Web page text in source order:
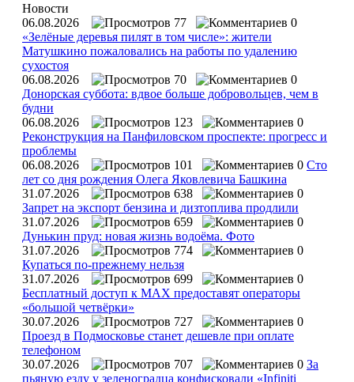
Новости
06.08.2026
77
0
«Зелёные деревья пилят в том числе»: жители
Матушкино пожаловались на работы по удалению
сухостоя
06.08.2026
70
0
Донорская суббота: вдвое больше добровольцев, чем в
будни
06.08.2026
123
0
Реконструкция на Панфиловском проспекте: прогресс и
проблемы
06.08.2026
101 0 Сто
лет со дня рождения Олега Яковлевича Башкина
31.07.2026
638
0
Запрет на экспорт бензина и дизтоплива продлили
31.07.2026
659
0
Дунькин пруд: новая жизнь водоёма. Фото
31.07.2026
774
0
Купаться по‑прежнему нельзя
31.07.2026
699
0
Бесплатный доступ к MAX предоставят операторы
«большой четвёрки»
30.07.2026
727
0
Проезд в Подмосковье станет дешевле при оплате
телефоном
30.07.2026
707 0 За
пьяную езду у зеленоградца конфисковали «Infiniti